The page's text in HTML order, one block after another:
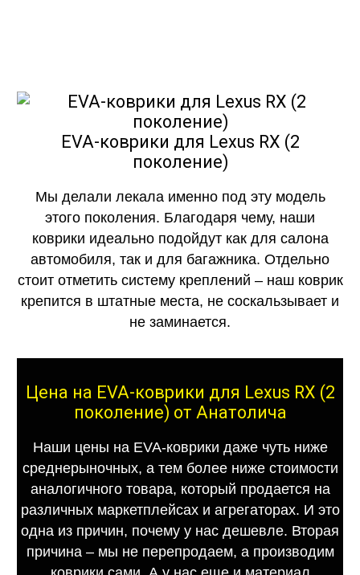
EVA-коврики для Lexus RX (2
поколение)
Мы делали лекала именно под эту модель
этого поколения. Благодаря чему, наши
коврики идеально подойдут как для салона
автомобиля, так и для багажника. Отдельно
стоит отметить систему креплений – наш коврик
крепится в штатные места, не соскальзывает и
не заминается.
Цена на EVA-коврики для Lexus RX (2
поколение) от Анатолича
Наши цены на EVA-коврики даже чуть ниже
среднерыночных, а тем более ниже стоимости
аналогичного товара, который продается на
различных маркетплейсах и агрегаторах. И это
одна из причин, почему у нас дешевле. Вторая
причина – мы не перепродаем, а производим